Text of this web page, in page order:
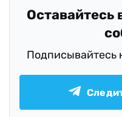
Оставайтесь
Подписывайтесь